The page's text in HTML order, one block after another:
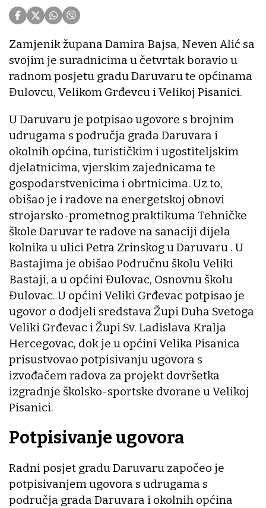
Zamjenik župana Damira Bajsa, Neven Alić sa
svojim je suradnicima u četvrtak boravio u
radnom posjetu gradu Daruvaru te općinama
Đulovcu, Velikom Grđevcu i Velikoj Pisanici.
U Daruvaru je potpisao ugovore s brojnim
udrugama s područja grada Daruvara i
okolnih općina, turističkim i ugostiteljskim
djelatnicima, vjerskim zajednicama te
gospodarstvenicima i obrtnicima. Uz to,
obišao je i radove na energetskoj obnovi
strojarsko-prometnog praktikuma Tehničke
škole Daruvar te radove na sanaciji dijela
kolnika u ulici Petra Zrinskog u Daruvaru . U
Bastajima je obišao Područnu školu Veliki
Bastaji, a u općini Đulovac, Osnovnu školu
Đulovac. U općini Veliki Grđevac potpisao je
ugovor o dodjeli sredstava Župi Duha Svetoga
Veliki Grđevac i Župi Sv. Ladislava Kralja
Hercegovac, dok je u općini Velika Pisanica
prisustvovao potpisivanju ugovora s
izvođačem radova za projekt dovršetka
izgradnje školsko-sportske dvorane u Velikoj
Pisanici.
Potpisivanje ugovora
Radni posjet gradu Daruvaru započeo je
potpisivanjem ugovora s udrugama s
područja grada Daruvara i okolnih općina